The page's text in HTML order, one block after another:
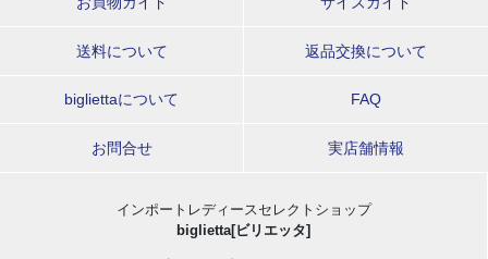
送料について 返品交換について
bigliettaについて FAQ
お問合せ 実店舗情報
インポートレディースセレクトショップ
biglietta[ビリエッタ]